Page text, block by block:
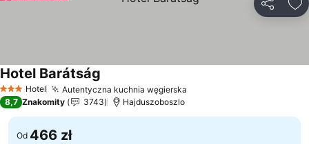
3 Kategoria
Hotel Autentyczna kuchnia węgierska
Hotel Barátság
8,7 Znakomity 3743 Hajduszoboszlo
Od 466 zł